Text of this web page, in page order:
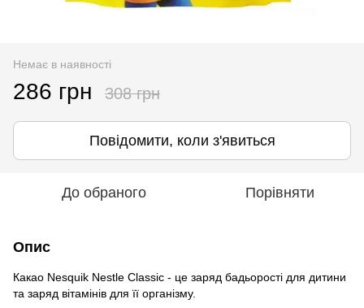
Немає в наявності
286 грн 308 грн
Повідомити, коли з'явиться
До обраного Порівняти
Опис
Какао Nesquik Nestle Classic - це заряд бадьорості для дитини
та заряд вітамінів для її організму.